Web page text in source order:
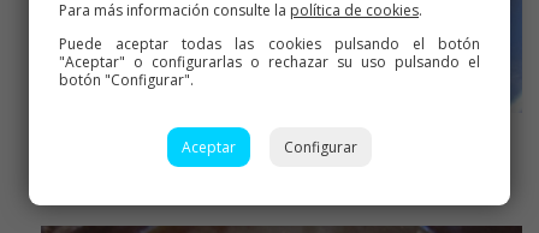
Añadimos la avellana molida, vainilla y azúcar invertido
Para más información consulte la política de cookies.
Puede aceptar todas las cookies pulsando el botón
"Aceptar" o configurarlas o rechazar su uso pulsando el
botón "Configurar".
Aceptar Configurar